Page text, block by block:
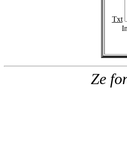
Txt
Ze